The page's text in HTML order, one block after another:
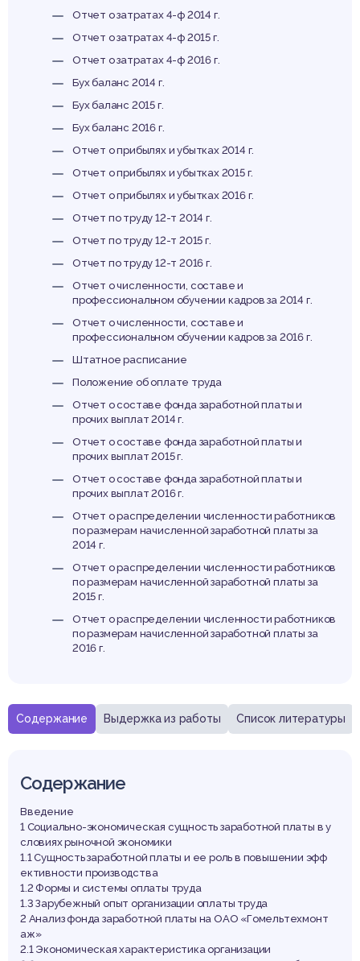
Содержание Выдержка из работы Список литературы
Содержание
Введение
1 Социально-экономическая сущность заработной платы в у
словиях рыночной экономики
1.1 Сущность заработной платы и ее роль в повышении эфф
ективности производства
1.2 Формы и системы оплаты труда
1.3 Зарубежный опыт организации оплаты труда
2 Анализ фонда заработной платы на ОАО «Гомельтехмонт
аж»
2.1 Экономическая характеристика организации
Отчет о затратах 4-ф 2014 г.
Отчет о затратах 4-ф 2015 г.
Отчет о затратах 4-ф 2016 г.
Бух баланс 2014 г.
Бух баланс 2015 г.
Бух баланс 2016 г.
Отчет о прибылях и убытках 2014 г.
Отчет о прибылях и убытках 2015 г.
Отчет о прибылях и убытках 2016 г.
Отчет по труду 12-т 2014 г.
Отчет по труду 12-т 2015 г.
Отчет по труду 12-т 2016 г.
Отчет о численности, составе и
профессиональном обучении кадров за 2014 г.
Отчет о численности, составе и
профессиональном обучении кадров за 2016 г.
Штатное расписание
Положение об оплате труда
Отчет о составе фонда заработной платы и
прочих выплат 2014 г.
Отчет о составе фонда заработной платы и
прочих выплат 2015 г.
Отчет о составе фонда заработной платы и
прочих выплат 2016 г.
Отчет о распределении численности работников
по размерам начисленной заработной платы за
2014 г.
Отчет о распределении численности работников
по размерам начисленной заработной платы за
2015 г.
Отчет о распределении численности работников
по размерам начисленной заработной платы за
2016 г.